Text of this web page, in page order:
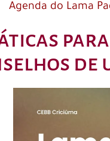
Agenda do Lama
de